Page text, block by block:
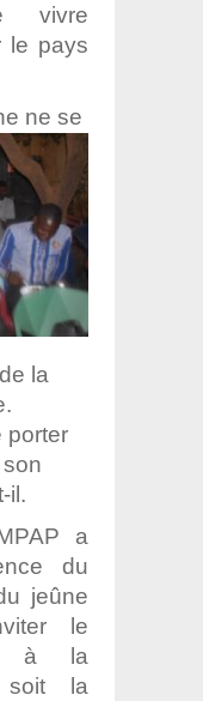
vivre
le pays
ne se
la
porter
son
il.
a
du
jeûne
le
à la
soit la